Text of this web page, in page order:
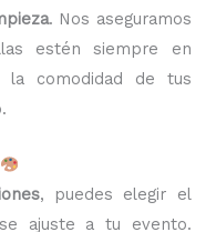
. Nos aseguramos
estén siempre en
la comodidad de tus
, puedes elegir el
ajuste a tu evento.